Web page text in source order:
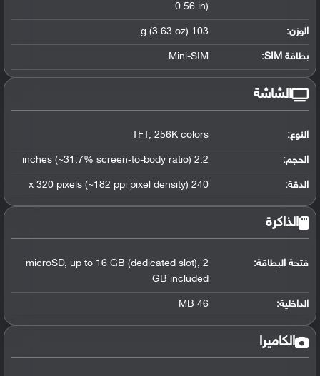
0.56 in)
الوزن: 103 g (3.63 oz)
بطاقة SIM: Mini-SIM
الشاشة
النوع: TFT, 256K colors
الحجم: 2.2 inches (~31.7% screen-to-body ratio)
الدقة: 240 x 320 pixels (~182 ppi pixel density)
الذاكرة
فتحة البطاقة:
microSD, up to 16 GB (dedicated slot), 2
GB included
الداخلية: 46 MB
الكاميرا